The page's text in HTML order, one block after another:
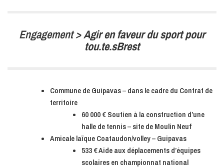
Engagement >Agir en faveur du sport pour
tou.te.sBrest
Commune de Guipavas – dans le cadre du Contrat de
territoire
60 000 € Soutien à la construction d’une
halle de tennis – site de Moulin Neuf
Amicale laïque Coataudon/volley – Guipavas
533 € Aide aux déplacements d’équipes
scolaires en championnat national